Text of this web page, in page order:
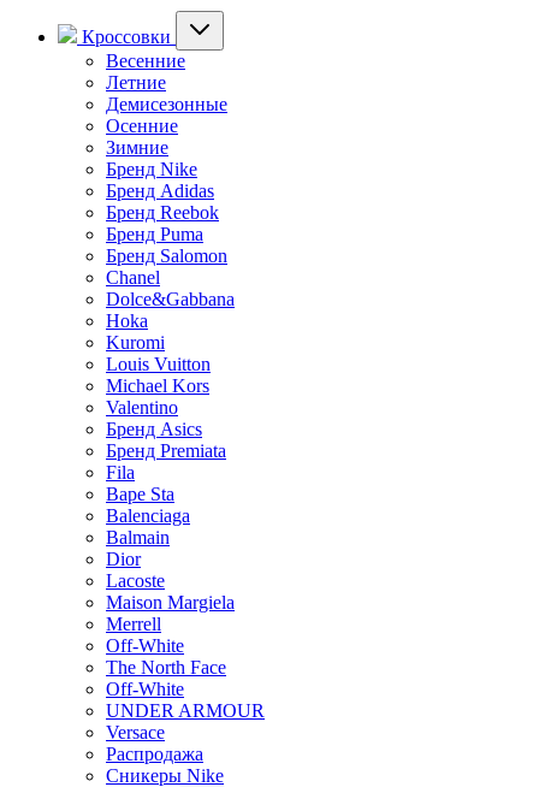
Кроссовки
Весенние
Летние
Демисезонные
Осенние
Зимние
Бренд Nike
Бренд Adidas
Бренд Reebok
Бренд Puma
Бренд Salomon
Chanel
Dolce&Gabbana
Hoka
Kuromi
Louis Vuitton
Michael Kors
Valentino
Бренд Asics
Бренд Premiata
Fila
Bape Sta
Balenciaga
Balmain
Dior
Lacoste
Maison Margiela
Merrell
Off-White
The North Face
Off-White
UNDER ARMOUR
Versace
Распродажа
Сникеры Nike